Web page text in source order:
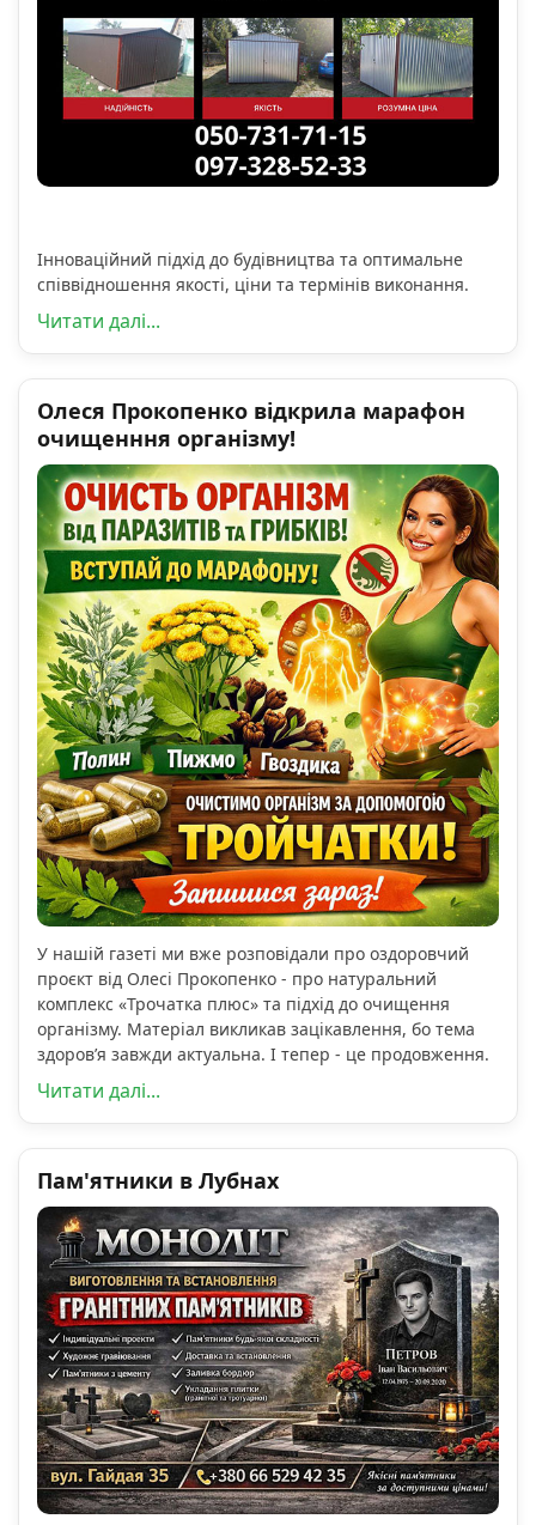
Інноваційний підхід до будівництва та оптимальне
співвідношення якості, ціни та термінів виконання.
Читати далі...
Олеся Прокопенко відкрила марафон
очищенння організму!
У нашій газеті ми вже розповідали про оздоровчий
проєкт від Олесі Прокопенко - про натуральний
комплекс «Трочатка плюс» та підхід до очищення
організму. Матеріал викликав зацікавлення, бо тема
здоров’я завжди актуальна. І тепер - це продовження.
Читати далі...
Пам'ятники в Лубнах